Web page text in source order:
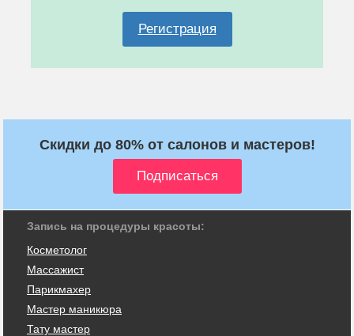
Регистрация
Скидки до 80% от салонов и мастеров!
Запись на процедуры красоты:
Косметолог
Массажист
Парикмахер
Мастер маникюра
Тату мастер